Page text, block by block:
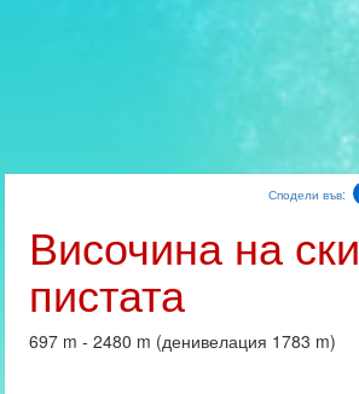
Сподели във:
Височина на ски
пистата
697 m - 2480 m (денивелация 1783 m)